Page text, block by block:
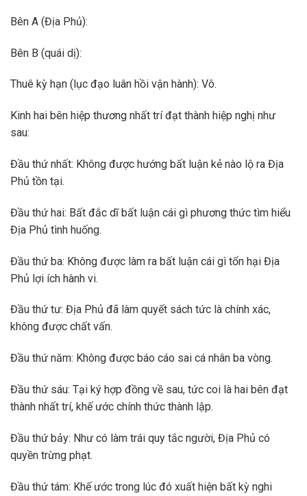
Bên A (Địa Phủ):
Bên B (quái dị):
Thuê kỳ hạn (lục đạo luân hồi vận hành): Vô.
Kinh hai bên hiệp thương nhất trí đạt thành hiệp nghị như
sau:
Đầu thứ nhất: Không được hướng bất luận kẻ nào lộ ra Địa
Phủ tồn tại.
Đầu thứ hai: Bất đắc dĩ bất luận cái gì phương thức tìm hiểu
Địa Phủ tình huống.
Đầu thứ ba: Không được làm ra bất luận cái gì tổn hại Địa
Phủ lợi ích hành vi.
Đầu thứ tư: Địa Phủ đã làm quyết sách tức là chính xác,
không được chất vấn.
Đầu thứ năm: Không được báo cáo sai cá nhân ba vòng.
Đầu thứ sáu: Tại ký hợp đồng về sau, tức coi là hai bên đạt
thành nhất trí, khế ước chính thức thành lập.
Đầu thứ bảy: Như có làm trái quy tắc người, Địa Phủ có
quyền trừng phạt.
Đầu thứ tám: Khế ước trong lúc đó xuất hiện bất kỳ nghi